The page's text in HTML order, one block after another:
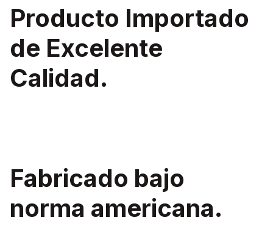
Producto Importado
de Excelente
Calidad.
Fabricado bajo
norma americana.